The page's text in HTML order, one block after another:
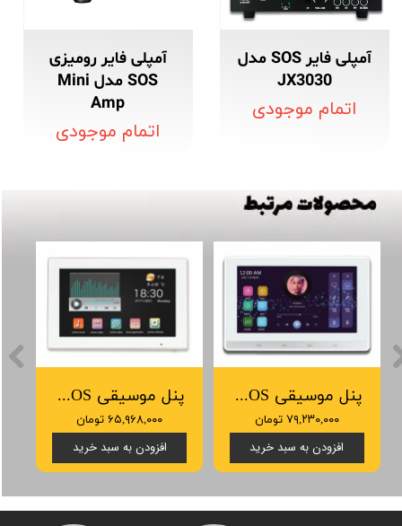
آمپلی فایر SOS مدل
JX3030
اتمام موجودی
آمپلی فایر رومیزی
SOS مدل Mini
Amp
اتمام موجودی
پنل موسیقی SOS مدل JX101
۶۵,۹۶۸,۰۰۰ تومان
افزودن به سبد خرید
پنل موسیقی SOS مدل JX701
۷۹,۲۳۰,۰۰۰ تومان
افزودن به سبد خرید